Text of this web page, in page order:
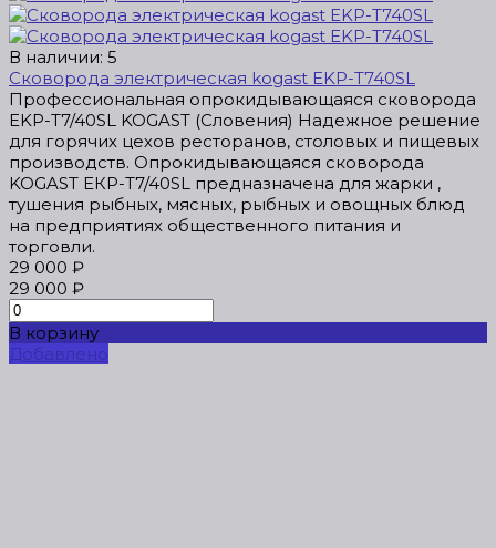
В наличии: 5
Сковорода электрическая kogast EKP-T740SL
Профессиональная опрокидывающаяся сковорода
EKP-T7/40SL KOGAST (Словения) Надежное решение
для горячих цехов ресторанов, столовых и пищевых
производств. Oпрокидывaющaяся скoворода
KOGAST ЕКР-Т7/40SL предназначена для жарки ,
тушения рыбных, мясных, рыбных и овощных блюд
на предприятиях общественного питания и
торговли.
29 000 ₽
29 000 ₽
В корзину
Добавлено